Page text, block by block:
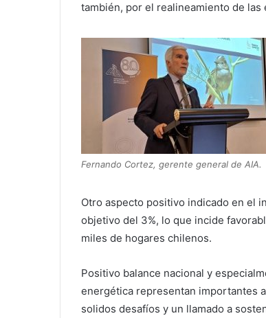
también, por el realineamiento de
Fernando Cortez, gerente general de AIA.
Otro aspecto positivo indicado en el
objetivo del 3%, lo que incide
miles de hogares chilenos.
Positivo balance nacional y
energética representan importantes
solidos desafíos y un llamado a